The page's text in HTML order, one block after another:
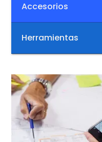
Accesorios
Herramientas